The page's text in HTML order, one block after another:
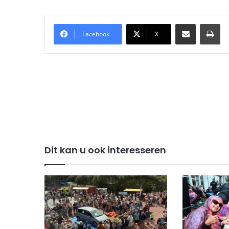
Facebook X
Delen via Email
Dit kan u ook interesseren